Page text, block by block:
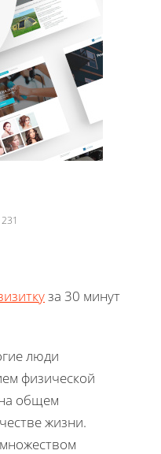
231
за 30 минут
люди
физической
общем
жизни.